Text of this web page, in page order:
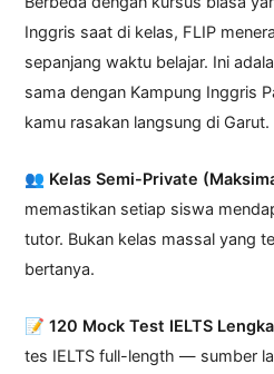
Inggris saat di kelas, FLIP
sepanjang waktu belajar. Ini
sama dengan Kampung Inggris
kamu rasakan langsung di Garut.
👥 Kelas Semi-Private
memastikan setiap siswa
tutor. Bukan kelas massal yang
bertanya.
📝 120 Mock Test IELTS
tes IELTS full-length — sumber